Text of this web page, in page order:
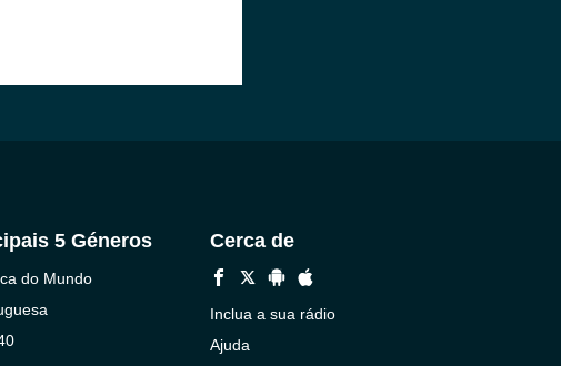
5 Géneros
do Mundo
Cerca de
Inclua a sua rádio
Ajuda